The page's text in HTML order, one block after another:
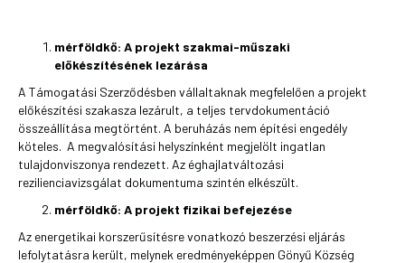
mérföldkő: A projekt szakmai-műszaki
előkészítésének lezárása
A Támogatási Szerződésben vállaltaknak megfelelően a projekt
előkészítési szakasza lezárult, a teljes tervdokumentáció
összeállítása megtörtént. A beruházás nem építési engedély
köteles. A megvalósítási helyszínként megjelölt ingatlan
tulajdonviszonya rendezett. Az éghajlatváltozási
rezilienciavizsgálat dokumentuma szintén elkészült.
mérföldkő: A projekt fizikai befejezése
Az energetikai korszerűsítésre vonatkozó beszerzési eljárás
lefolytatásra került, melynek eredményeképpen Gönyű Község